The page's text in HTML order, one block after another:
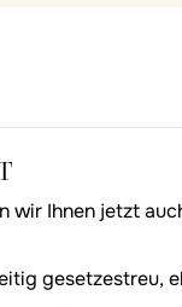
Ihnen jetzt